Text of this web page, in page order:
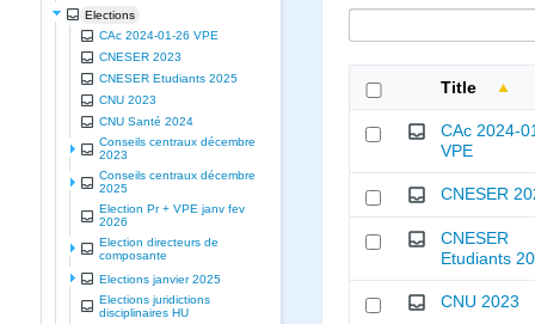
Elections
CAc 2024-01-26 VPE
CNESER 2023
CNESER Etudiants 2025
CNU 2023
CNU Santé 2024
Conseils centraux décembre
2023
Conseils centraux décembre
2025
Election Pr + VPE janv fev
2026
Election directeurs de
composante
Elections janvier 2025
Elections juridictions
disciplinaires HU
Title
CAc 2024-
VPE
CNESER
CNESER
Etudiants
CNU 2023